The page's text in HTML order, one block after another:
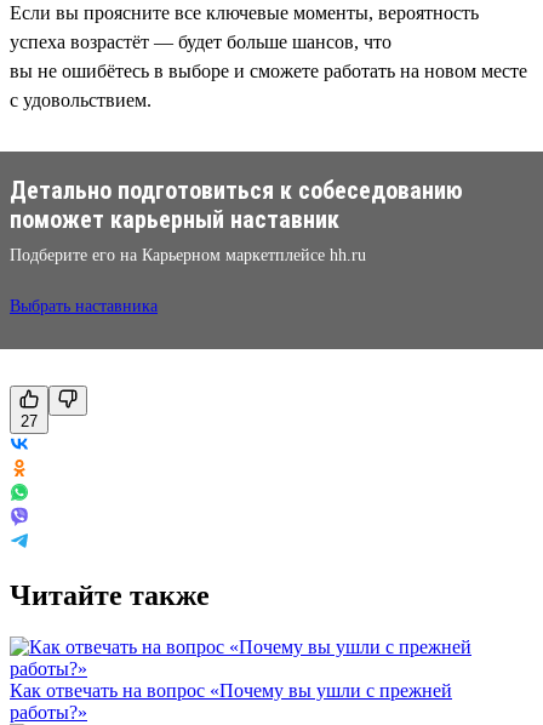
Если вы проясните все ключевые моменты, вероятность
успеха возрастёт — будет больше шансов, что
вы не ошибётесь в выборе и сможете работать на новом месте
с удовольствием.
Детально подготовиться к собеседованию
поможет карьерный наставник
Подберите его на Карьерном маркетплейсе hh.ru
Выбрать наставника
27
Читайте также
Как отвечать на вопрос «Почему вы ушли с прежней
работы?»